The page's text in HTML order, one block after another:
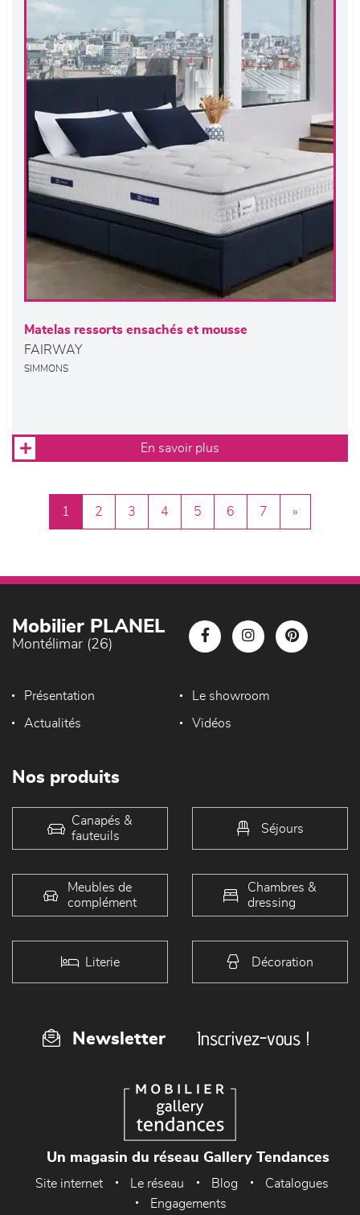
Matelas ressorts ensachés et mousse
FAIRWAY
SIMMONS
En savoir plus
1 2 3 4 5 6 7 »
Mobilier PLANEL
Montélimar (26)
Présentation Le showroom
Actualités Vidéos
Nos produits
Canapés &
fauteuils
Séjours
Meubles de
complément
Chambres &
dressing
Literie Décoration
Newsletter Inscrivez-vous !
Un magasin du réseau Gallery Tendances
Site internet Le réseau Blog
Catalogues
Engagements